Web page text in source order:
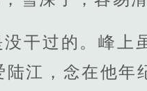
干过的。峰上
江，念在他年